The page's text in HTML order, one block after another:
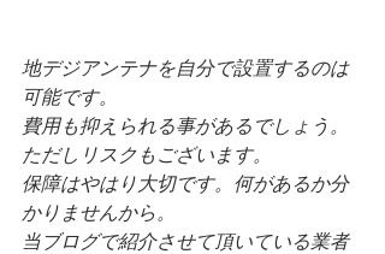
地デジアンテナを自分で設置するのは
可能です。
費用も抑えられる事があるでしょう。
ただしリスクもございます。
保障はやはり大切です。何があるか分
かりませんから。
当ブログで紹介させて頂いている業者